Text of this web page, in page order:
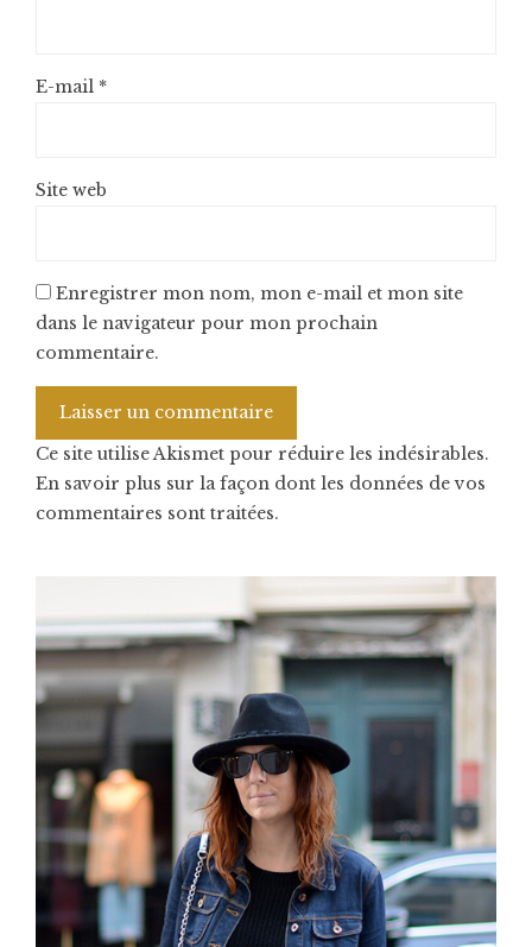
E-mail *
Site web
Enregistrer mon nom, mon e-mail et mon site
dans le navigateur pour mon prochain
commentaire.
Ce site utilise Akismet pour réduire les indésirables.
En savoir plus sur la façon dont les données de vos
commentaires sont traitées.